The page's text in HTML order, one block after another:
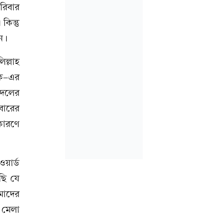
এর
যে